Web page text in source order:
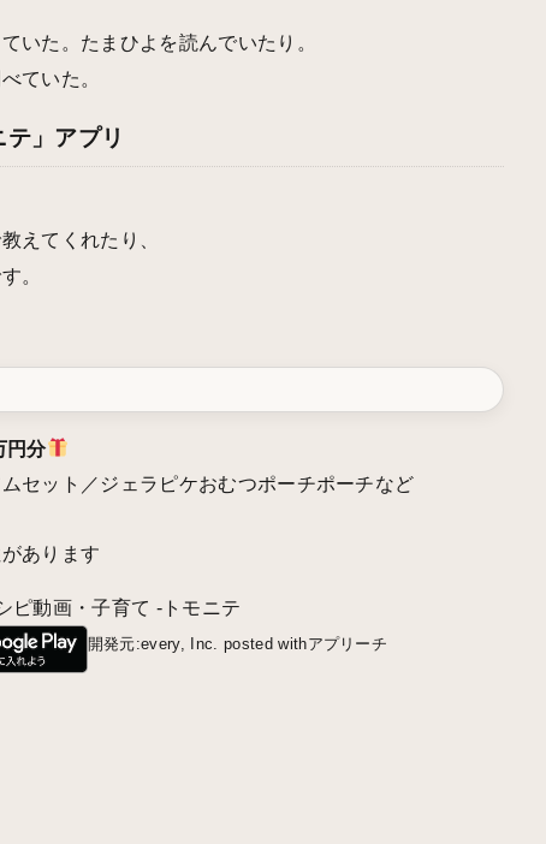
いた。たまひよを読んでいたり。
ていた。
」アプリ
えてくれたり、
。
円分
セット／ジェラピケおむつポーチポーチなど
あります
ピ動画・子育て -トモニテ
開発元:every, Inc. posted withアプリーチ